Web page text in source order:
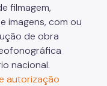
filmagem,
imagens, com ou
de obra
nacional.
autorização